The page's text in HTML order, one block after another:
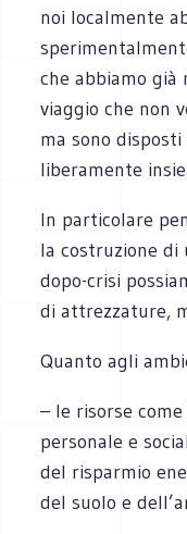
noi localmente
che abbiamo già
viaggio che non
ma sono
liberamente
In particolare
la costruzione di
dopo-crisi
di attrezzature,
Quanto agli
– le risorse
personale e
del risparmio
del suolo e